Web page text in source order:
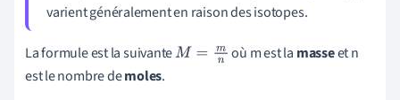
varient généralement en raison des isotopes.
La formule est la suivanteM= mn où m est la masseet n
est lenombre demoles.